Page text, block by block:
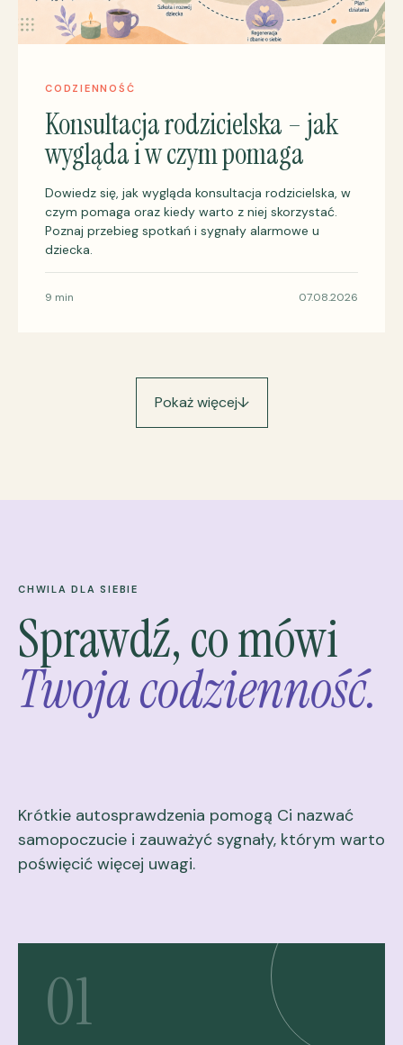
CODZIENNOŚĆ
Konsultacja rodzicielska – jak
wygląda i w czym pomaga
Dowiedz się, jak wygląda konsultacja rodzicielska, w
czym pomaga oraz kiedy warto z niej skorzystać.
Poznaj przebieg spotkań i sygnały alarmowe u
dziecka.
9 min 07.08.2026
Pokaż więcej↓
CHWILA DLA SIEBIE
Sprawdź, co mówi
Twoja codzienność.
Krótkie autosprawdzenia pomogą Ci nazwać
samopoczucie i zauważyć sygnały, którym warto
poświęcić więcej uwagi.
01